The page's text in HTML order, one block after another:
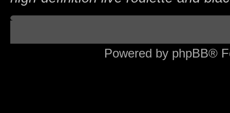
Powered by phpBB®